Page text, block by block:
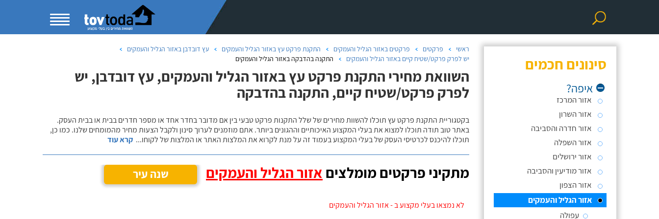
סינונים חכמים
איפה?
אזור המרכז
אזור השרון
אזור חדרה והסביבה
אזור השפלה
אזור ירושלים
אזור מודיעין והסביבה
אזור הצפון
אזור הגליל והעמקים
עפולה
ראשי פרקטים פרקטים באזור הגליל והעמקים התקנת פרקט עץ באזור הגליל והעמקים
עץ דובדבן באזור הגליל והעמקים
יש לפרק פרקט/שטיח קיים באזור הגליל והעמקים
התקנה בהדבקה באזור הגליל והעמקים
השוואת מחירי התקנת פרקט עץ באזור הגליל והעמקים, עץ דובדבן, יש
לפרק פרקט/שטיח קיים, התקנה בהדבקה
בקטגוריית התקנת פרקט עץ תוכלו להשוות מחירים של שלל התקנות פרקט טבעי בין אם מדובר בחדר אחד או מספר חדרים בבית או בבית העסק.
באתר טוב תודה תוכלו למצוא את בעלי המקצוע האיכותיים וההגונים ביותר. אתם מוזמנים לערוך סינון ולקבל הצעות מחיר מהמומחים שלנו. כמו כן,
תוכלו להיכנס לכרטיסי העסק של בעלי המקצוע בעמוד זה על מנת לקרוא את המלצות האתר או המלצות של לקוחו... קרא עוד
מתקיני פרקטים מומלצים אזור הגליל והעמקים שנה עיר
לא נמצאו בעלי מקצוע ב - אזור הגליל והעמקים